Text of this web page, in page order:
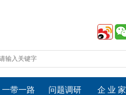
一带一路 问题调研 企 业 家